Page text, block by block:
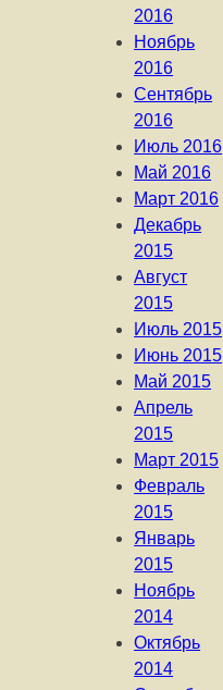
2016
Ноябрь
2016
Сентябрь
2016
Июль 2016
Май 2016
Март 2016
Декабрь
2015
Август
2015
Июль 2015
Июнь 2015
Май 2015
Апрель
2015
Март 2015
Февраль
2015
Январь
2015
Ноябрь
2014
Октябрь
2014